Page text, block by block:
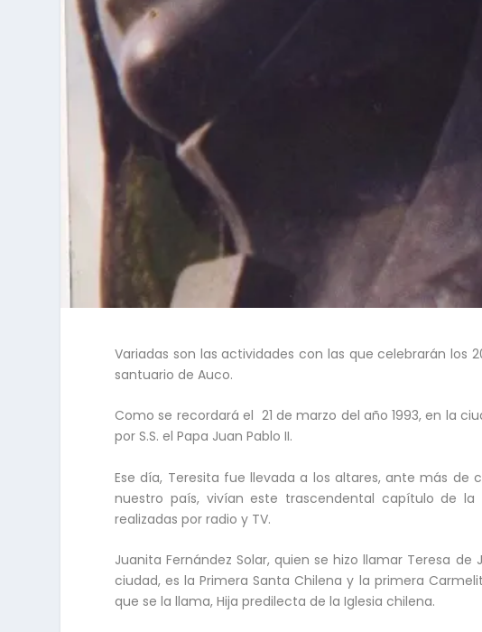
Variadas son las actividades con las que celebrarán los
santuario de Auco.
Como se recordará el 21 de marzo del año 1993, en la
por S.S. el Papa Juan Pablo II.
Ese día, Teresita fue llevada a los altares, ante más de
nuestro país, vivían este trascendental capítulo de
realizadas por radio y TV.
Juanita Fernández Solar, quien se hizo llamar Teresa
ciudad, es la Primera Santa Chilena y la primera
que se la llama, Hija predilecta de la Iglesia chilena.